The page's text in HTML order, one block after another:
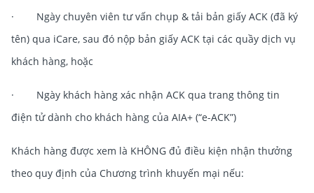
· Ngày chuyên viên tư vấn chụp & tải bản giấy ACK (đã ký
tên) qua iCare, sau đó nộp bản giấy ACK tại các quầy dịch vụ
khách hàng, hoặc
· Ngày khách hàng xác nhận ACK qua trang thông tin
điện tử dành cho khách hàng của AIA+ (“e-ACK”)
Khách hàng được xem là KHÔNG đủ điều kiện nhận thưởng
theo quy định của Chương trình khuyến mại nếu: